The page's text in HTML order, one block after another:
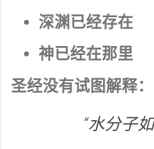
深渊已经存在
神已经在那里
圣经没有试图解释：
“水分子